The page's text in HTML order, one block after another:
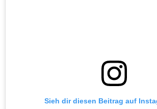
Sieh dir diesen Beitrag auf